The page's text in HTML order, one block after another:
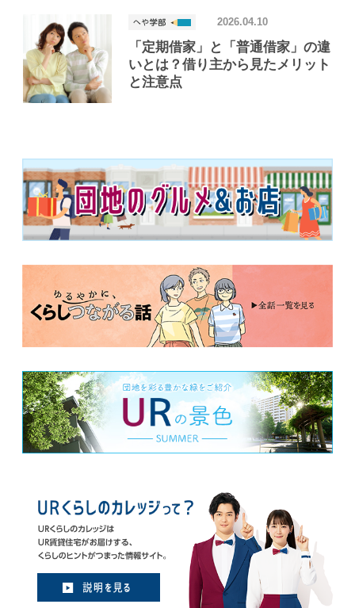
「定期借家」と「普通借家」の違
いとは？借り主から見たメリット
と注意点
2026.04.10